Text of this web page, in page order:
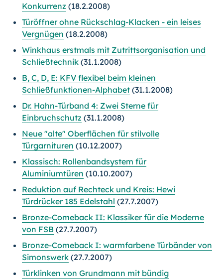
Konkurrenz (18.2.2008)
Türöffner ohne Rückschlag-Klacken - ein leises
Vergnügen (18.2.2008)
Winkhaus erstmals mit Zutrittsorganisation und
Schließtechnik (31.1.2008)
B, C, D, E: KFV flexibel beim kleinen
Schließfunktionen-Alphabet (31.1.2008)
Dr. Hahn-Türband 4: Zwei Sterne für
Einbruchschutz (31.1.2008)
Neue "alte" Oberflächen für stilvolle
Türgarnituren (10.12.2007)
Klassisch: Rollenbandsystem für
Aluminiumtüren (10.10.2007)
Reduktion auf Rechteck und Kreis: Hewi
Türdrücker 185 Edelstahl (27.7.2007)
Bronze-Comeback II: Klassiker für die Moderne
von FSB (27.7.2007)
Bronze-Comeback I: warmfarbene Türbänder von
Simonswerk (27.7.2007)
Türklinken von Grundmann mit bündig